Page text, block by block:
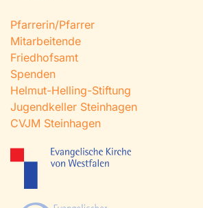
Pfarrerin/Pfarrer
Mitarbeitende
Friedhofsamt
Spenden
Helmut-Helling-Stiftung
Jugendkeller Steinhagen
CVJM Steinhagen